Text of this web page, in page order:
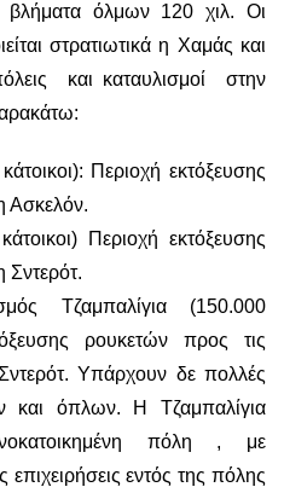
όλμων 120 χιλ. Οι
στρατιωτικά η Χαμάς και
και καταυλισμοί στην
Περιοχή εκτόξευσης
Ασκελόν.
Περιοχή εκτόξευσης
Σντερότ.
Τζαμπαλίγια (150.000
ρουκετών προς τις
Υπάρχουν δε πολλές
και όπλων. Η Τζαμπαλίγια
πόλη , με
επιχειρήσεις εντός της πόλης